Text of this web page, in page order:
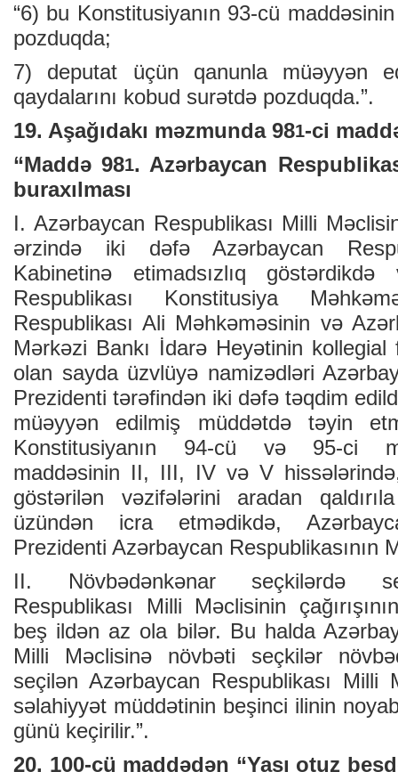
“6) bu Konstitusiyanın 93-cü
pozduqda;
7) deputat üçün qanunla müəyyən
qaydalarını kobud surətdə pozduqda.”.
19. Aşağıdakı məzmunda 981-ci
“Maddə 981. Azərbaycan
buraxılması
I. Azərbaycan Respublikası Milli
ərzində iki dəfə Azərbaycan
Kabinetinə etimadsızlıq
Respublikası Konstitusiya
Respublikası Ali Məhkəməsinin və
Mərkəzi Bankı İdarə Heyətinin
olan sayda üzvlüyə namizədləri
Prezidenti tərəfindən iki dəfə təqdim
müəyyən edilmiş müddətdə təyin
Konstitusiyanın 94-cü və 95-ci
maddəsinin II, III, IV və V
göstərilən vəzifələrini aradan
üzündən icra etmədikdə,
Prezidenti Azərbaycan Respublikasının
II. Növbədənkənar seçkilərdə
Respublikası Milli Məclisinin
beş ildən az ola bilər. Bu halda
Milli Məclisinə növbəti seçkilər
seçilən Azərbaycan Respublikası Milli
səlahiyyət müddətinin beşinci ilinin
günü keçirilir.”.
20. 100-cü maddədən “Yaşı otuz